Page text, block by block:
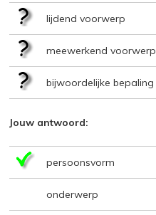
lijdend voorwerp
meewerkend voorwerp
bijwoordelijke bepaling
Jouw antwoord:
persoonsvorm
onderwerp